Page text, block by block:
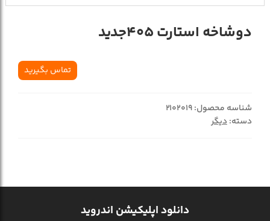
دوشاخه استارت 405جديد
تماس بگیرید
شناسه محصول:2102019
دسته:دیگر
دانلود اپلیکیشن اندروید